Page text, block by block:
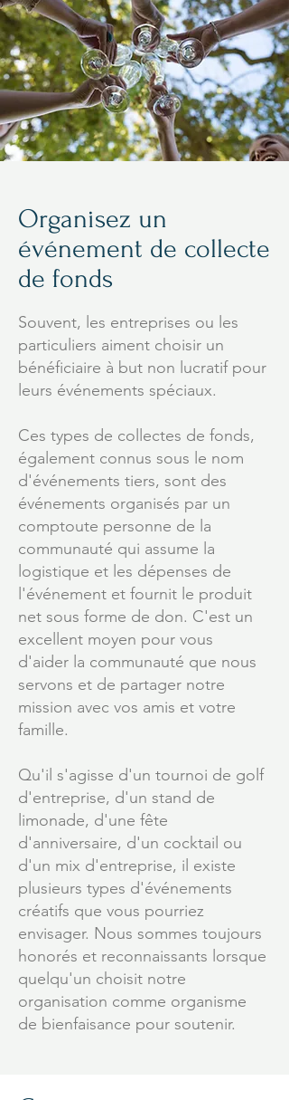
Organisez un
événement de collecte
de fonds
Souvent, les entreprises ou les
particuliers aiment choisir un
bénéficiaire à but non lucratif pour
leurs événements spéciaux.
Ces types de collectes de fonds,
également connus sous le nom
d'événements tiers, sont des
événements organisés par un
comptoute personne de la
communauté qui assume la
logistique et les dépenses de
l'événement et fournit le produit
net sous forme de don. C'est un
excellent moyen pour vous
d'aider la communauté que nous
servons et de partager notre
mission avec vos amis et votre
famille.
Qu'il s'agisse d'un tournoi de golf
d'entreprise, d'un stand de
limonade, d'une fête
d'anniversaire, d'un cocktail ou
d'un mix d'entreprise, il existe
plusieurs types d'événements
créatifs que vous pourriez
envisager. Nous sommes toujours
honorés et reconnaissants lorsque
quelqu'un choisit notre
organisation comme organisme
de bienfaisance pour soutenir.